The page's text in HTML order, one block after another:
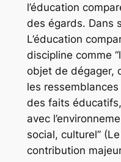
l’éducation
des égards. Dans
L’éducation
discipline comme
objet de dégager,
les
des faits
avec
social, culturel”
contribution